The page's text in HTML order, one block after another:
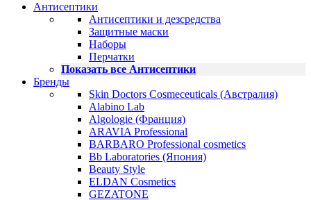
Антисептики
Антисептики и дезсредства
Защитные маски
Наборы
Перчатки
Показать все Антисептики
Бренды
Skin Doctors Cosmeceuticals (Австралия)
Alabino Lab
Algologie (Франция)
ARAVIA Professional
BARBARO Professional cosmetics
Bb Laboratories (Япония)
Beauty Style
ELDAN Cosmetics
GEZATONE